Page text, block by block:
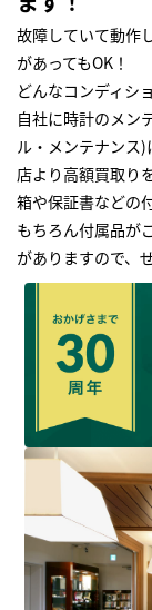
故障していて動作
があってもOK！
どんなコンディシ
自社に時計のメン
ル・メンテナンス
店より高額買取り
箱や保証書などの
もちろん付属品が
がありますので、